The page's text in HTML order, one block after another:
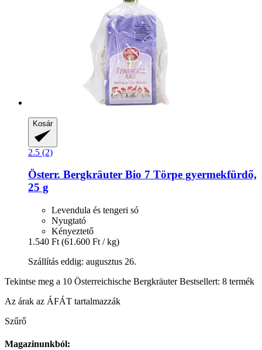
Kosár
2.5 (2)
Österr. Bergkräuter Bio 7 Törpe gyermekfürdő,
25 g
Levendula és tengeri só
Nyugtató
Kényeztető
1.540 Ft (61.600 Ft / kg)
Szállítás eddig: augusztus 26.
Tekintse meg a 10 Österreichische Bergkräuter Bestsellert: 8 termék
Az árak az ÁFÁT tartalmazzák
Szűrő
Magazinunkból: